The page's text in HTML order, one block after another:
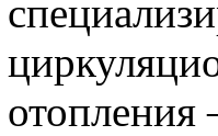
отопления